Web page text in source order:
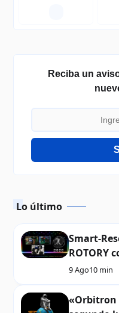
Reciba un
Lo último
Smart-
ROTORY
9 Ago10 min
«Orbitron